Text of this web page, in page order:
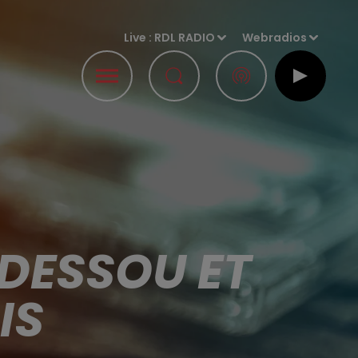
Live : RDL RADIO Webradios
ET